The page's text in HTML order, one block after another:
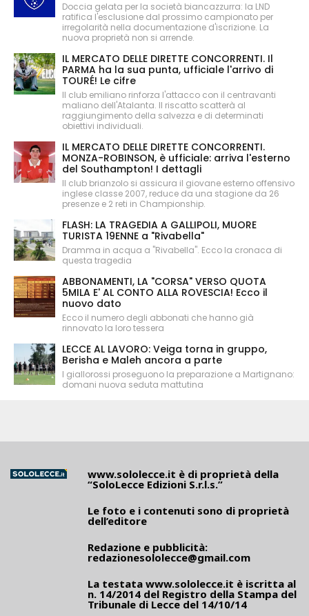
Doccia gelata per la società biancazzurra: la LND
ratifica l'esclusione dal prossimo campionato per
irregolarità nella documentazione d'iscrizione. La
nuova proprietà non si arrende.
IL MERCATO DELLE DIRETTE CONCORRENTI. Il
PARMA ha la sua punta, ufficiale l'arrivo di
TOURÉ! Le cifre
Il club emiliano rinforza l'attacco con il centravanti
maliano dell'Atalanta. Il riscatto scatterà al
raggiungimento della salvezza e di determinati
obiettivi individuali.
IL MERCATO DELLE DIRETTE CONCORRENTI.
MONZA-ROBINSON, è ufficiale: arriva l'esterno
del Southampton! I dettagli
Il club brianzolo si assicura il giovane esterno offensivo
inglese classe 2007, reduce da una stagione da 26
presenze e 2 reti in Championship.
FLASH: LA TRAGEDIA A GALLIPOLI, MUORE
TURISTA 19ENNE a "Rivabella"
Dramma in acqua a "Rivabella". Ecco la cronaca di
questa tragedia
ABBONAMENTI, LA "CORSA" VERSO QUOTA
5MILA E' AL CONTO ALLA ROVESCIA! Ecco il
nuovo dato
Ecco il numero degli abbonati che hanno già
rinnovato la loro tessera
LECCE AL LAVORO: Veiga torna in gruppo,
Berisha e Maleh ancora a parte
I giallorossi proseguono la preparazione a Martignano:
domani nuova seduta mattutina
www.sololecce.it è di proprietà della
“SoloLecce Edizioni S.r.l.s.”
Le foto e i contenuti sono di proprietà
dell’editore
Redazione e pubblicità:
redazionesololecce@gmail.com
La testata www.sololecce.it è iscritta al
n. 14/2014 del Registro della Stampa del
Tribunale di Lecce del 14/10/14